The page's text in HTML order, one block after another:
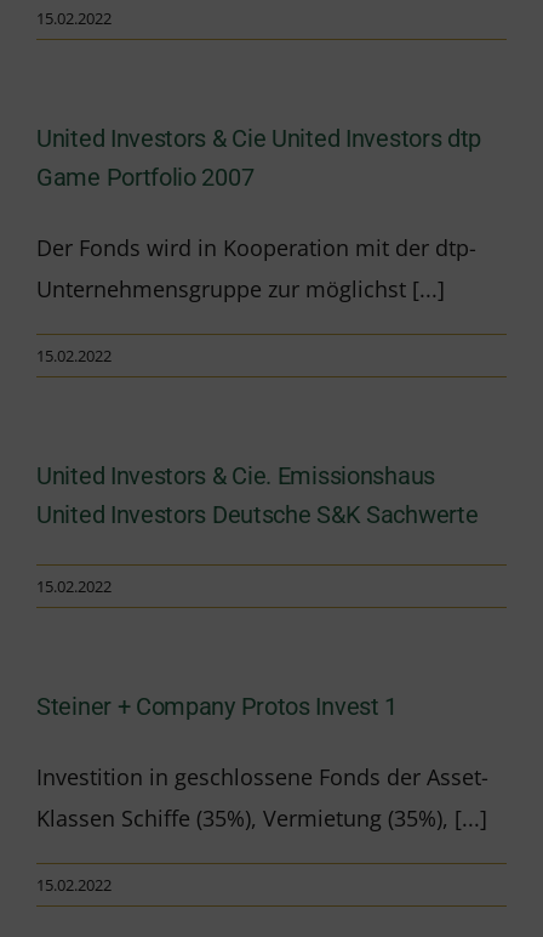
15.02.2022
United Investors & Cie United Investors dtp
Game Portfolio 2007
Der Fonds wird in Kooperation mit der dtp-
Unternehmensgruppe zur möglichst [...]
15.02.2022
United Investors & Cie. Emissionshaus
United Investors Deutsche S&K Sachwerte
15.02.2022
Steiner + Company Protos Invest 1
Investition in geschlossene Fonds der Asset-
Klassen Schiffe (35%), Vermietung (35%), [...]
15.02.2022